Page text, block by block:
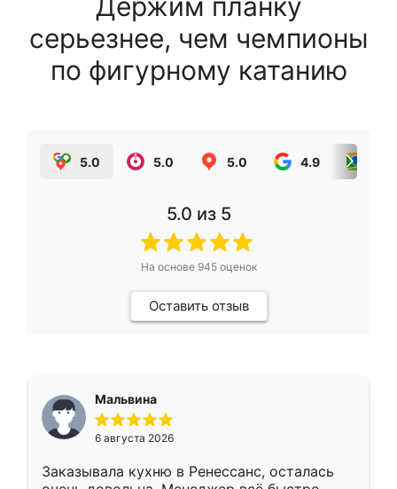
серьезнее, чем чемпионы
по фигурному катанию
5.0 5.0 5.0 4.9
5.0 из 5
На основе 945оценок
Оставить отзыв
Мальвина
6 августа 2026
Заказывала кухню в Ренессанс, осталась